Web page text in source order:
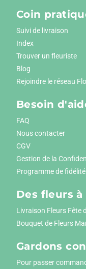
Coin
Suivi de livraison
Index
Trouver un fleuriste
Blog
Rejoindre le réseau
Besoin
FAQ
Nous contacter
CGV
Gestion de la
Programme de fidélité
Des fleurs
Livraison Fleurs Fête
Bouquet de Fleurs
Gardons
Pour passer